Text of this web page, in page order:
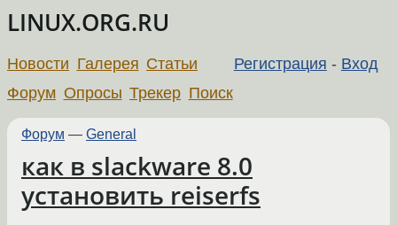
LINUX.ORG.RU
Регистрация - Вход
Новости Галерея Статьи
Форум Опросы Трекер Поиск
Форум — General
как в slackware 8.0
установить reiserfs